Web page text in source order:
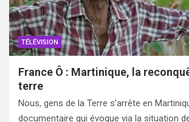
TÉLÉVISION
France Ô : Martinique, la
terre
Nous, gens de la Terre s’arrête en
documentaire qui évoque via la situation